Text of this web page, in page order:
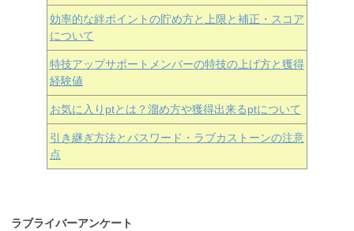
効率的な絆ポイントの貯め方と上限と補正・スコア
について
特技アップサポートメンバーの特技の上げ方と獲得
経験値
お気に入りptとは？溜め方や獲得出来るptについて
引き継ぎ方法とパスワード・ラブカストーンの注意
点
ラブライバーアンケート